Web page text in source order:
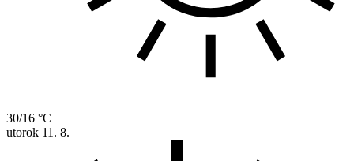
30/16 °C
utorok 11. 8.